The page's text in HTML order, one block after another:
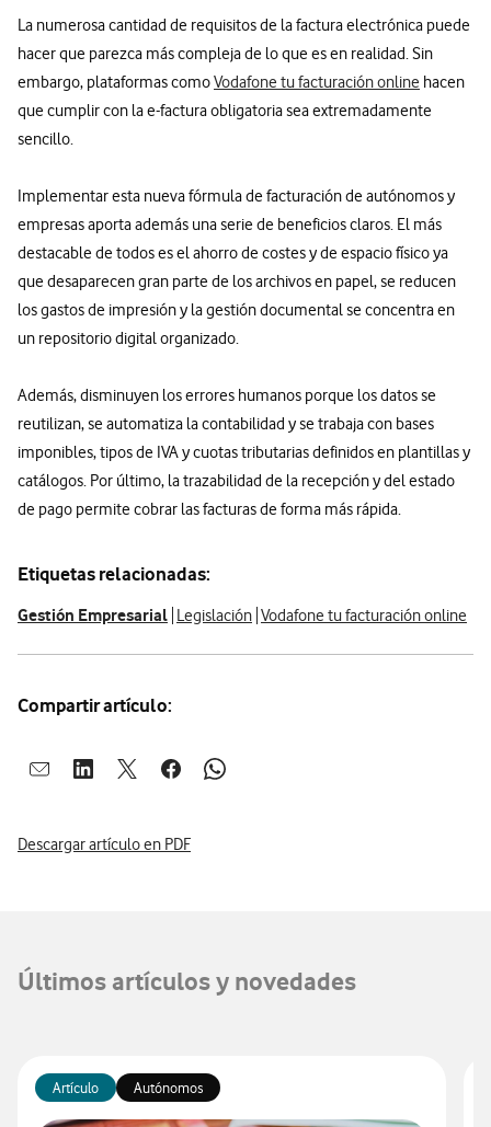
La numerosa cantidad de requisitos de la factura electrónica puede
hacer que parezca más compleja de lo que es en realidad. Sin
embargo, plataformas comoVodafone tu facturación online hacen
que cumplir con la e-factura obligatoria sea extremadamente
sencillo.
Implementar esta nueva fórmula de facturación de autónomos y
empresas aporta además una serie de beneficios claros. El más
destacable de todos es el ahorro de costes y de espacio físico ya
que desaparecen gran parte de los archivos en papel, se reducen
los gastos de impresión y la gestión documental se concentra en
un repositorio digital organizado.
Además, disminuyen los errores humanos porque los datos se
reutilizan, se automatiza la contabilidad y se trabaja con bases
imponibles, tipos de IVA y cuotas tributarias definidos en plantillas y
catálogos. Por último, la trazabilidad de la recepción y del estado
de pago permite cobrar las facturas de forma más rápida.
Etiquetas relacionadas:
Gestión Empresarial Legislación Vodafone tu facturación online
Compartir artículo:
Abrir ventana para compartir en mail
Abrir ventana para compartir en linkedin
Abrir ventana para compartir en twitter
Abrir ventana para compartir en facebook
Abrir ventana para compartir en
Descargar artículo en PDF
Últimos artículos y novedades
Artículo Autónomos